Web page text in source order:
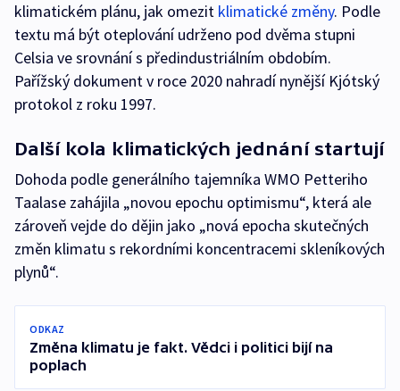
klimatickém plánu, jak omezit klimatické změny. Podle
textu má být oteplování udrženo pod dvěma stupni
Celsia ve srovnání s předindustriálním obdobím.
Pařížský dokument v roce 2020 nahradí nynější Kjótský
protokol z roku 1997.
Další kola klimatických jednání startují
Dohoda podle generálního tajemníka WMO Petteriho
Taalase zahájila „novou epochu optimismu“, která ale
zároveň vejde do dějin jako „nová epocha skutečných
změn klimatu s rekordními koncentracemi skleníkových
plynů“.
ODKAZ
Změna klimatu je fakt. Vědci i politici bijí na
poplach